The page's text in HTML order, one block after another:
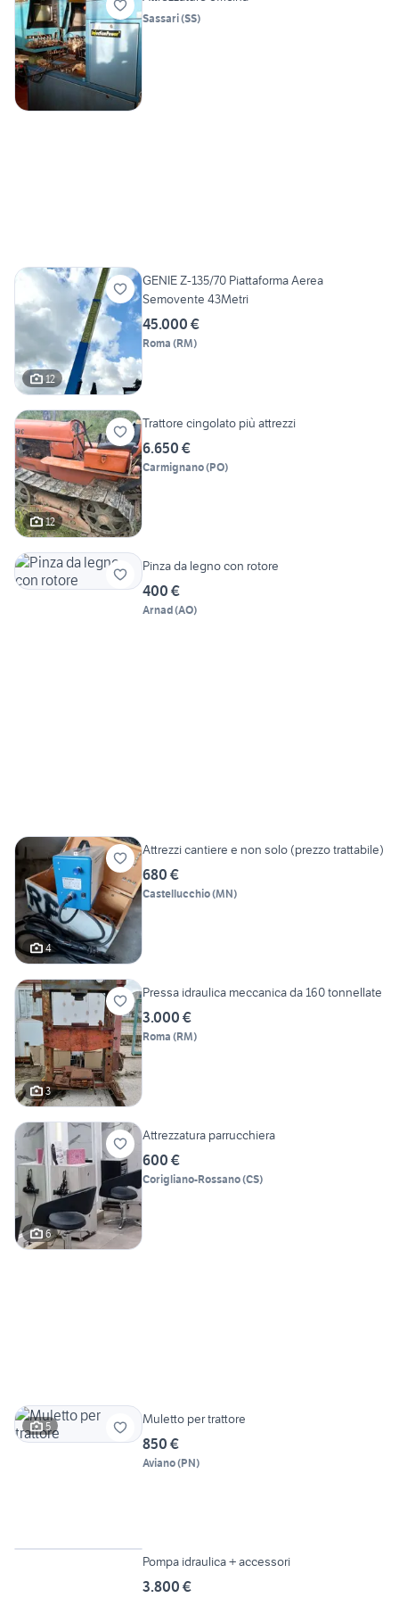
Sassari(SS)
12
GENIE Z-135/70 Piattaforma Aerea
Semovente 43Metri
45.000 €
Roma (RM)
12
Trattore cingolato più attrezzi
6.650 €
Carmignano(PO)
Pinza da legno con rotore
400 €
Arnad(AO)
4
Attrezzi cantiere e non solo (prezzo trattabile)
680 €
Castellucchio(MN)
3
Pressa idraulica meccanica da 160 tonnellate
3.000 €
Roma (RM)
6
Attrezzatura parrucchiera
600 €
Corigliano-Rossano(CS)
5 Muletto per trattore
850 €
Aviano(PN)
Pompa idraulica + accessori
3.800 €